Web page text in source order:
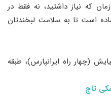
۲۴ ساعته (هر زمان که نیاز داشتید، نه فقط در
است تا به سلامت لبخندتان
(چهار راه ایرانپارس)، طبقه
تاج